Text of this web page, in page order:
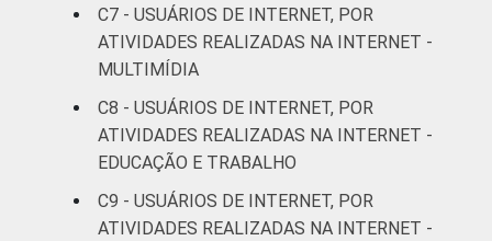
De 45 a 59 anos 96
De 60 anos ou mais
FAMILIAR
Mais de 1 SM até 2
SM
95
C7 - USUÁRIOS DE INTERNET, POR
ATIVIDADES REALIZADAS NA INTERNET -
MULTIMÍDIA
C8 - USUÁRIOS DE INTERNET, POR
ATIVIDADES REALIZADAS NA INTERNET -
EDUCAÇÃO E TRABALHO
C9 - USUÁRIOS DE INTERNET, POR
ATIVIDADES REALIZADAS NA INTERNET -